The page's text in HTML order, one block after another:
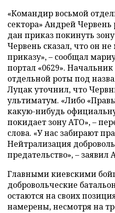
«Командир восьмой
сектора» Андрей Червень
дан приказ покинуть
Червень сказал, что он
приказу», – сообщал
портал «0629».
отдельной роты под
Луцак уточнил, что
ультиматум. «Либо
какую-нибудь
покидает зону АТО», –
слова. «У нас забирают
Нейтрализация
предательство», – заявил
Главными киевскими
добровольческие
остаются на своих
намерены, несмотря на